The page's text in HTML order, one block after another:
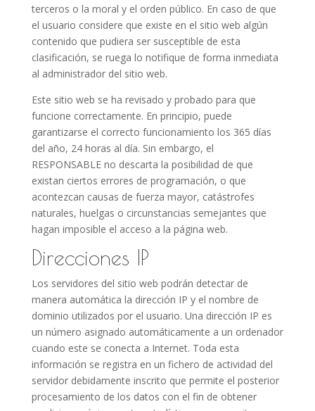
terceros o la moral y el orden público. En caso de que
el usuario considere que existe en el sitio web algún
contenido que pudiera ser susceptible de esta
clasificación, se ruega lo notifique de forma inmediata
al administrador del sitio web.
Este sitio web se ha revisado y probado para que
funcione correctamente. En principio, puede
garantizarse el correcto funcionamiento los 365 días
del año, 24 horas al día. Sin embargo, el
RESPONSABLE no descarta la posibilidad de que
existan ciertos errores de programación, o que
acontezcan causas de fuerza mayor, catástrofes
naturales, huelgas o circunstancias semejantes que
hagan imposible el acceso a la página web.
Direcciones IP
Los servidores del sitio web podrán detectar de
manera automática la dirección IP y el nombre de
dominio utilizados por el usuario. Una dirección IP es
un número asignado automáticamente a un ordenador
cuando este se conecta a Internet. Toda esta
información se registra en un fichero de actividad del
servidor debidamente inscrito que permite el posterior
procesamiento de los datos con el fin de obtener